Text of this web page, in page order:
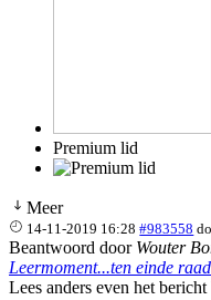
Premium lid
Meer
14-11-2019 16:28 #983558
Beantwoord door Wouter
Leermoment...ten einde
Lees anders even het